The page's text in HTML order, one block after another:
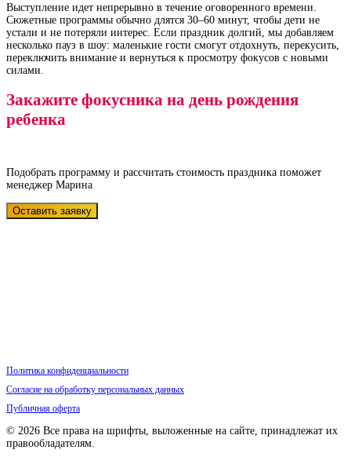
Выступление идет непрерывно в течение оговоренного времени.
Сюжетные программы обычно длятся 30–60 минут, чтобы дети не
устали и не потеряли интерес. Если праздник долгий, мы добавляем
несколько пауз в шоу: маленькие гости смогут отдохнуть, перекусить,
переключить внимание и вернуться к просмотру фокусов с новыми
силами.
Закажите фокусника на день рождения
ребенка
Подобрать программу и рассчитать стоимость праздника поможет
менеджер Марина
Оставить заявку
Политика конфиденциальности
Согласие на обработку персональных данных
Публичная оферта
© 2026 Все права на шрифты, выложенные на сайте, принадлежат их
правообладателям.